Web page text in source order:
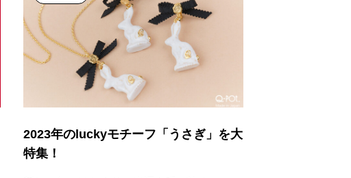
2023年のluckyモチーフ「うさぎ」を大
特集！